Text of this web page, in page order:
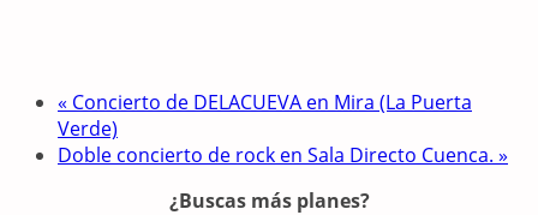
« Concierto de DELACUEVA en Mira (La Puerta
Verde)
Doble concierto de rock en Sala Directo Cuenca. »
¿Buscas más planes?